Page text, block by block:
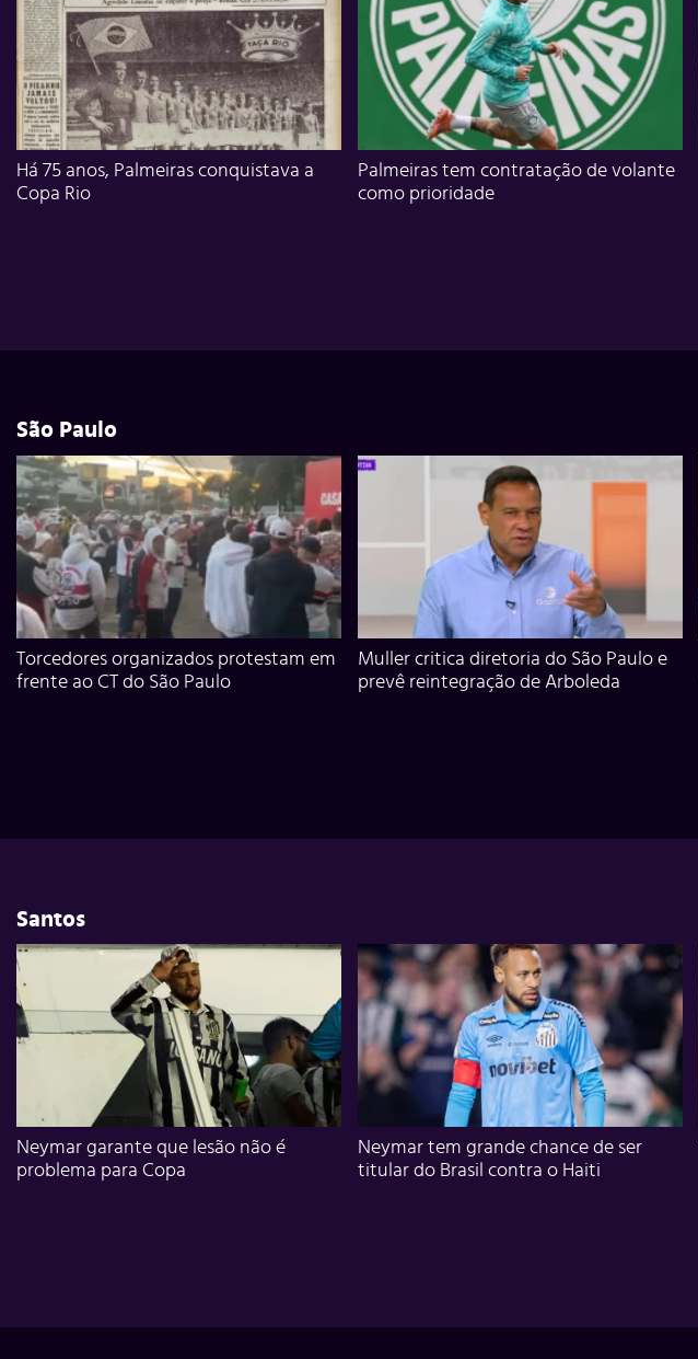
Há 75 anos, Palmeiras conquistava a
Copa Rio
Palmeiras tem contratação de volante
como prioridade
São Paulo
Torcedores organizados protestam em
frente ao CT do São Paulo
Muller critica diretoria do São Paulo e
prevê reintegração de Arboleda
Santos
Neymar garante que lesão não é
problema para Copa
Neymar tem grande chance de ser
titular do Brasil contra o Haiti